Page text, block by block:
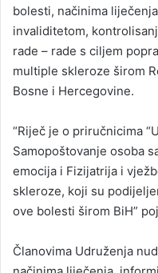
bolesti, načinima
invaliditetom,
rade – rade s ciljem
multiple skleroze širom
Bosne i Hercegovine.
“Riječ je o priručnicima
Samopoštovanje osoba
emocija i Fizijatrija i
skleroze, koji su
ove bolesti širom BiH”
Članovima Udruženja